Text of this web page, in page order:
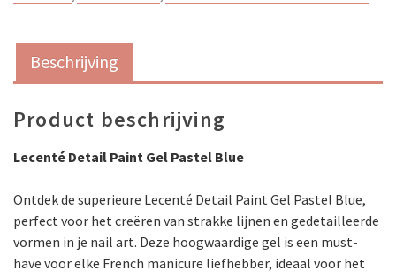
Beschrijving
Product beschrijving
Lecenté Detail Paint Gel Pastel Blue
Ontdek de superieure Lecenté Detail Paint Gel Pastel Blue,
perfect voor het creëren van strakke lijnen en gedetailleerde
vormen in je nail art. Deze hoogwaardige gel is een must-
have voor elke French manicure liefhebber, ideaal voor het